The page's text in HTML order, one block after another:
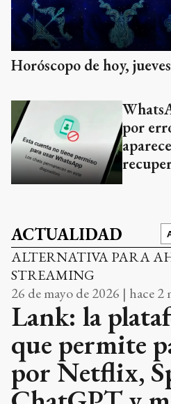
Horóscopo de hoy,
por
ACTUALIDAD
ALTERNATIVA PARA
STREAMING
26 de mayo de 2026 | hace 2
Lank: la
que permite
por Netflix,